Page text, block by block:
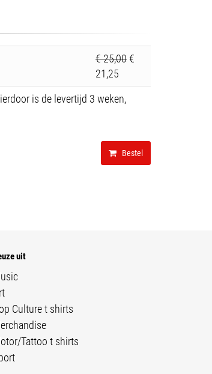
€ 25,00€
21,25
is de levertijd 3 weken,
Bestel
uit
Culture t shirts
Tattoo t shirts